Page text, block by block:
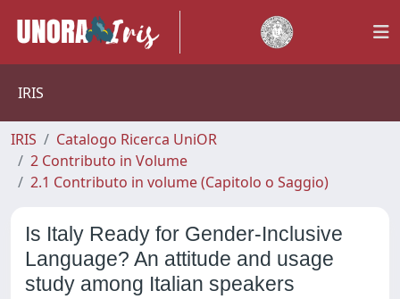
IRIS
IRIS
Catalogo Ricerca UniOR
2 Contributo in Volume
2.1 Contributo in volume (Capitolo o Saggio)
Is Italy Ready for Gender-Inclusive
Language? An attitude and usage
study among Italian speakers